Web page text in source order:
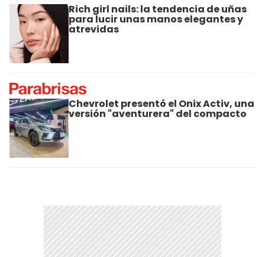
Rich girl nails: la tendencia de uñas
para lucir unas manos elegantes y
atrevidas
Chevrolet presentó el Onix Activ, una
versión "aventurera" del compacto